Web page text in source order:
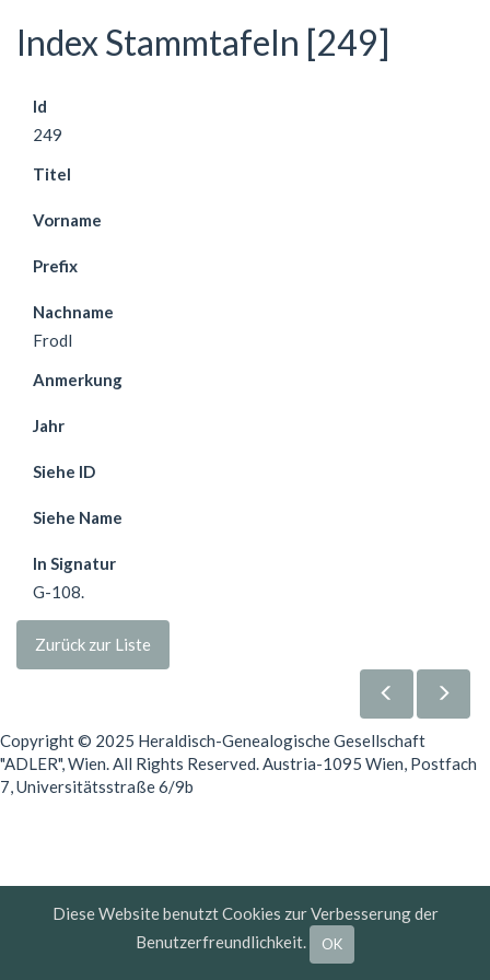
Index Stammtafeln [249]
Id
249
Titel
Vorname
Prefix
Nachname
Frodl
Anmerkung
Jahr
Siehe ID
Siehe Name
In Signatur
G-108.
Zurück zur Liste
Copyright © 2025 Heraldisch-Genealogische Gesellschaft
"ADLER", Wien. All Rights Reserved. Austria-1095 Wien, Postfach
7, Universitätsstraße 6/9b
Diese Website benutzt Cookies zur Verbesserung der
Benutzerfreundlichkeit.
OK